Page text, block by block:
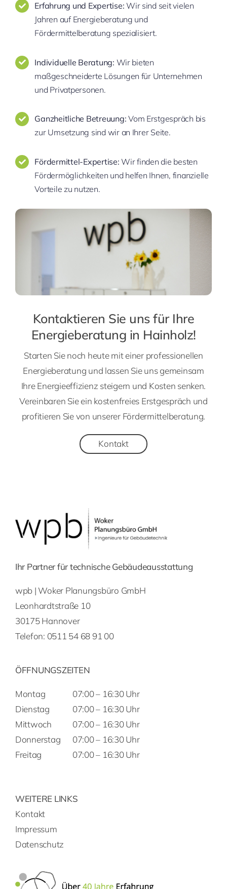
Erfahrung und Expertise: Wir sind seit vielen
Jahren auf Energieberatung und
Fördermittelberatung spezialisiert.
Individuelle Beratung: Wir bieten
maßgeschneiderte Lösungen für Unternehmen
und Privatpersonen.
Ganzheitliche Betreuung: Vom Erstgespräch bis
zur Umsetzung sind wir an Ihrer Seite.
Fördermittel-Expertise: Wir finden die besten
Fördermöglichkeiten und helfen Ihnen, finanzielle
Vorteile zu nutzen.
Kontaktieren Sie uns für Ihre
Energieberatung in Hainholz!
Starten Sie noch heute mit einer professionellen
Energieberatung und lassen Sie uns gemeinsam
Ihre Energieeffizienz steigern und Kosten senken.
Vereinbaren Sie ein kostenfreies Erstgespräch und
profitieren Sie von unserer Fördermittelberatung.
Kontakt
Ihr Partner für technische Gebäudeausstattung
wpb | Woker Planungsbüro GmbH
Leonhardtstraße 10
30175 Hannover
Telefon: 0511 54 68 91 00
ÖFFNUNGSZEITEN
Montag
Dienstag
Mittwoch
Donnerstag
Freitag
07:00 – 16:30 Uhr
07:00 – 16:30 Uhr
07:00 – 16:30 Uhr
07:00 – 16:30 Uhr
07:00 – 16:30 Uhr
WEITERE LINKS
Kontakt
Impressum
Datenschutz